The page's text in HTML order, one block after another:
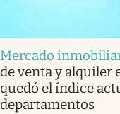
Mercado
de venta y alquiler
quedó el índice
departamentos